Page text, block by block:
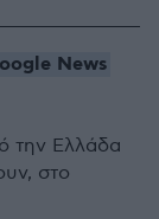
News
την Ελλάδα
στο